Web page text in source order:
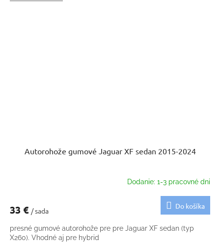
Autorohože gumové Jaguar XF sedan 2015-2024
Dodanie: 1-3 pracovné dni
33 € / sada
Do košíka
presné gumové autorohože pre pre Jaguar XF sedan (typ
X260). Vhodné aj pre hybrid